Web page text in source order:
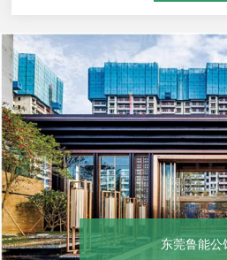
东莞鲁能公